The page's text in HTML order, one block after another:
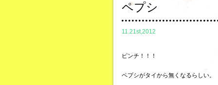
ペプシ
11.21st,2012
ピンチ！！！
ペプシがタイから無くなるらしい。